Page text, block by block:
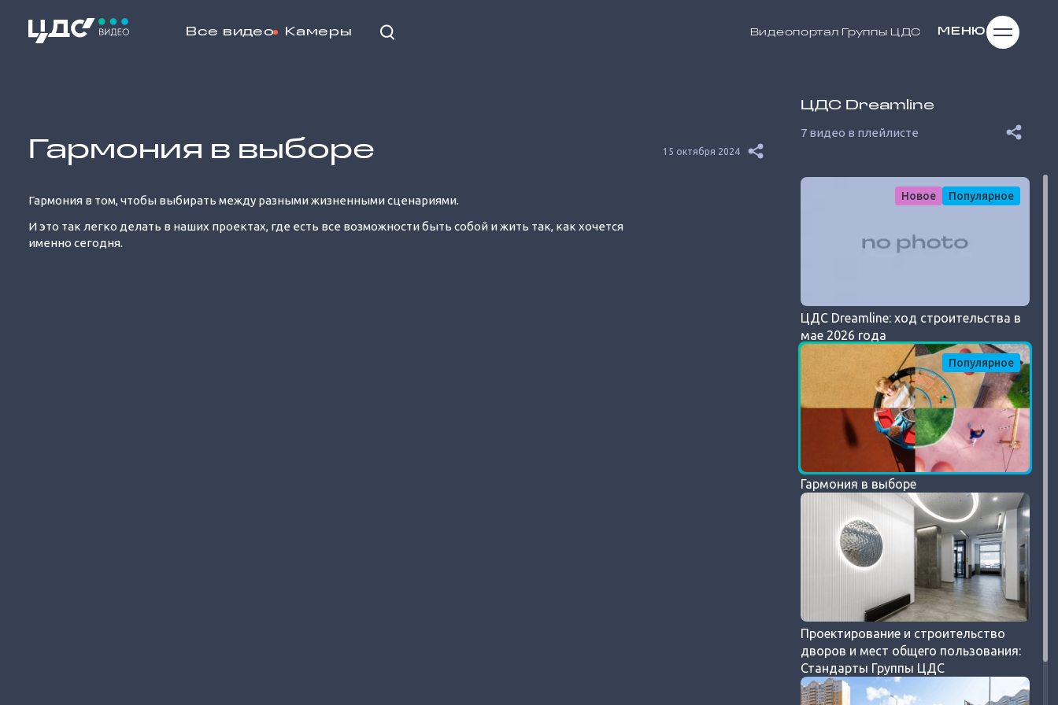
Все видео Камеры Видеопортал Группы ЦДС МЕНЮ
Гармония в выборе 15 октября 2024
Гармония в том, чтобы выбирать между разными жизненными сценариями.
И это так легко делать в наших проектах, где есть все возможности быть собой и жить так, как хочется
именно сегодня.
ЦДС Dreamline
7 видео в плейлисте
Новое Популярное
ЦДС Dreamline: ход строительства в
мае 2026 года
Популярное
Гармония в выборе
Проектирование и строительство
дворов и мест общего пользования:
Стандарты Группы ЦДС